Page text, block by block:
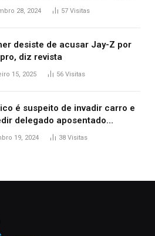
e escola, diz polícia
28, 2024 57 Visitas
desiste de acusar Jay-Z por
diz revista
15, 2025 56 Visitas
é suspeito de invadir carro e
delegado aposentado
confusão no trânsito
19, 2024 38 Visitas